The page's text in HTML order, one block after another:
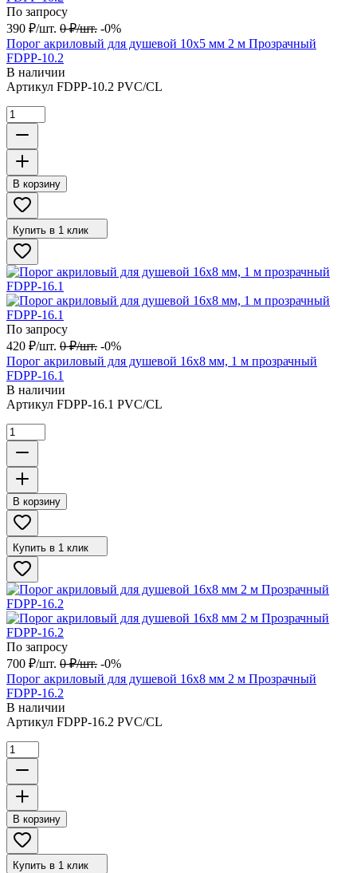
По запросу
390 ₽/шт. 0 ₽/шт. -0%
Порог акриловый для душевой 10х5 мм 2 м Прозрачный
FDPP-10.2
В наличии
Артикул FDPP-10.2 PVC/CL
В корзину
Купить в 1 клик
По запросу
420 ₽/шт. 0 ₽/шт. -0%
Порог акриловый для душевой 16х8 мм, 1 м прозрачный
FDPP-16.1
В наличии
Артикул FDPP-16.1 PVC/CL
В корзину
Купить в 1 клик
По запросу
700 ₽/шт. 0 ₽/шт. -0%
Порог акриловый для душевой 16х8 мм 2 м Прозрачный
FDPP-16.2
В наличии
Артикул FDPP-16.2 PVC/CL
В корзину
Купить в 1 клик